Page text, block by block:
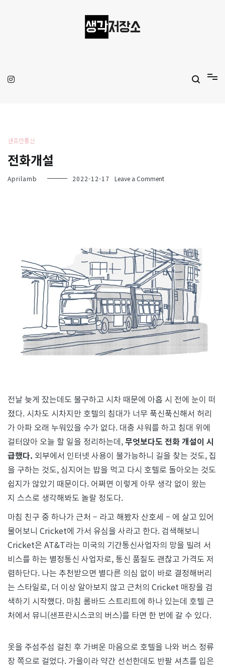
샌프란통신
전화개설
Aprilamb 2022-12-17 Leave a Commenton
전날 늦게 잤는데도 불구하고 시차 때문에 아홉 시 전에 눈이 떠
졌다. 시차도 시차지만 호텔의 침대가 너무 푹신푹신해서 허리
가 아파 오래 누워있을 수가 없다. 대충 샤워를 하고 침대 위에
걸터앉아 오늘 할 일을 정리하는데,무엇보다도 전화 개설이 시
급했다. 외부에서 인터넷 사용이 불가능하니 길을 찾는 것도, 집
을 구하는 것도, 심지어는 밥을 먹고 다시 호텔로 돌아오는 것도
쉽지가 않았기 때문이다. 어쩌면 이렇게 아무 생각 없이 왔는
지 스스로 생각해봐도 놀랄 정도다.
마침 친구 중 하나가 근처 – 라고 해봤자 산호세 – 에 살고 있어
물어보니 Cricket에 가서 유심을 사라고 한다. 검색해보니
Cricket은 AT&T라는 미국의 기간통신사업자의 망을 빌려 서
비스를 하는 별정통신 사업자로, 통신 품질도 괜찮고 가격도 저
렴하단다. 나는 추천받으면 별다른 의심 없이 바로 결정해버리
는 스타일로, 더 이상 알아보지 않고 근처의 Cricket 매장을 검
색하기 시작했다. 마침 롬바드 스트리트에 하나 있는데 호텔 근
처에서 뮤니(샌프란시스코의 버스)를 타면 한 번에 갈 수 있다.
옷을 주섬주섬 걸친 후 가벼운 마음으로 호텔을 나와 버스 정류
장 쪽으로 걸었다. 가을이라 약간 선선한데도 반팔 셔츠를 입은